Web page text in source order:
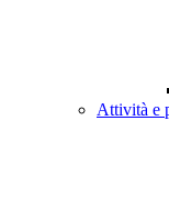
Attività e